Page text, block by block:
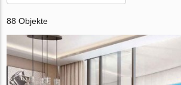
88 Objekte